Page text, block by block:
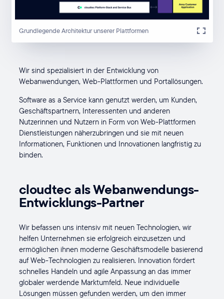
Grundlegende Architektur unserer Plattformen
Wir sind spezialisiert in der Entwicklung von
Webanwendungen, Web-Plattformen und Portallösungen.
Software as a Service kann genutzt werden, um Kunden,
Geschäftspartnern, Interessenten und anderen
Nutzerinnen und Nutzern in Form von Web-Plattformen
Dienstleistungen näherzubringen und sie mit neuen
Informationen, Funktionen und Innovationen langfristig zu
binden.
cloudtec als Webanwendungs-
Entwicklungs-Partner
Wir befassen uns intensiv mit neuen Technologien, wir
helfen Unternehmen sie erfolgreich einzusetzen und
ermöglichen ihnen moderne Geschäftsmodelle basierend
auf Web-Technologien zu realisieren. Innovation fördert
schnelles Handeln und agile Anpassung an das immer
globaler werdende Marktumfeld. Neue individuelle
Lösungen müssen gefunden werden, um den immer